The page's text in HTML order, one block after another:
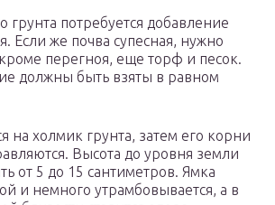
грунта потребуется добавление
Если же почва супесная, нужно
перегноя, еще торф и песок.
должны быть взяты в равном
на холмик грунта, затем его корни
Высота до уровня земли
от 5 до 15 сантиметров. Ямка
и немного утрамбовывается, а в